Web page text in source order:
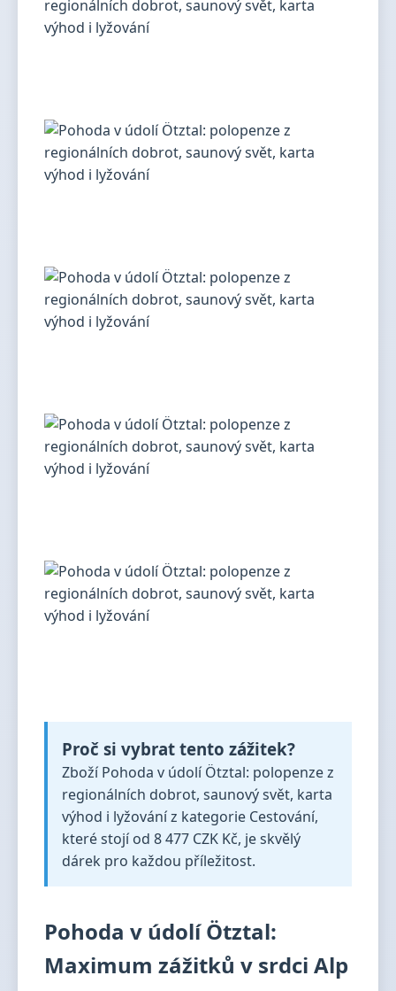
Proč si vybrat tento zážitek?
Zboží Pohoda v údolí Ötztal: polopenze z
regionálních dobrot, saunový svět, karta
výhod i lyžování z kategorie Cestování,
které stojí od 8 477 CZK Kč, je skvělý
dárek pro každou příležitost.
Pohoda v údolí Ötztal:
Maximum zážitků v srdci Alp